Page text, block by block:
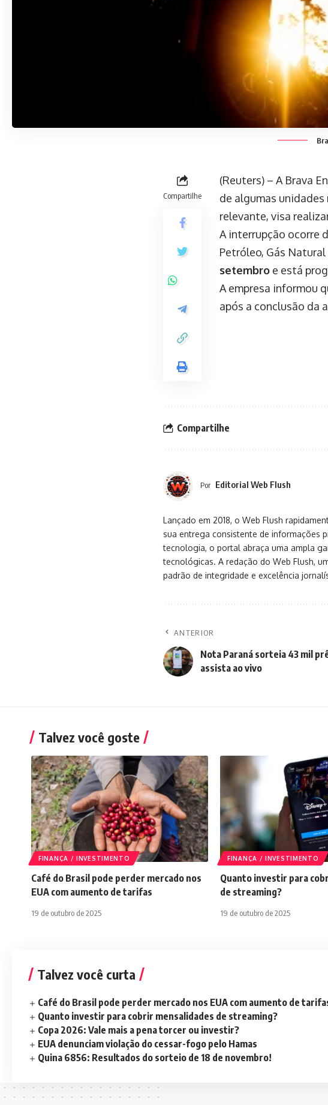
Compartilhe
(Reuters) – A Brava
de algumas
relevante, visa
A interrupção ocorre
Petróleo, Gás
setembro e está
A empresa informou
após a conclusão da
Compartilhe
Por Editorial Web Flush
Lançado em 2018, o Web Flush
sua entrega consistente de informações
tecnologia, o portal abraça uma ampla
tecnológicas. A redação do Web Flush,
padrão de integridade e excelência
ANTERIOR
Nota Paraná sorteia 43 mil
assista ao vivo
Talvez você goste
FINANÇA / INVESTIMENTO
Café do Brasil pode perder mercado nos
EUA com aumento de tarifas
19 de outubro de 2025
FINANÇA / INVESTIMENTO
Quanto investir para
de streaming?
19 de outubro de 2025
Talvez você curta
Café do Brasil pode perder mercado nos EUA com aumento de
Quanto investir para cobrir mensalidades de streaming?
Copa 2026: Vale mais a pena torcer ou investir?
EUA denunciam violação do cessar-fogo pelo Hamas
Quina 6856: Resultados do sorteio de 18 de novembro!